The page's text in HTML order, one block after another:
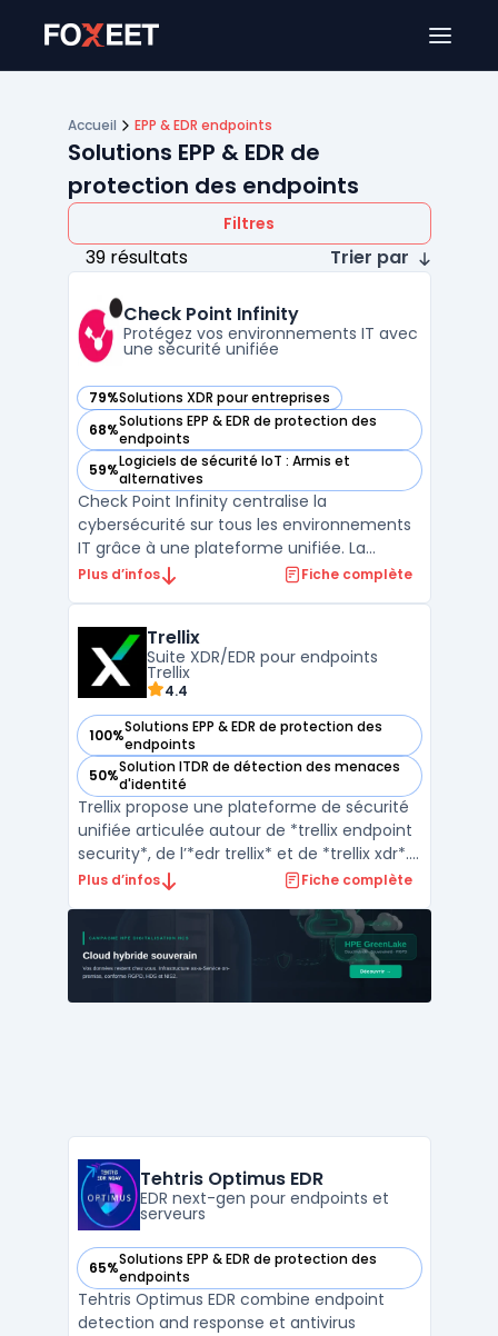
Accueil EPP & EDR endpoints
Solutions EPP & EDR de
protection des endpoints
Filtres
39 résultats Trier par
Check Point Infinity
Protégez vos environnements IT avec
une sécurité unifiée
79%Solutions XDR pour entreprises
— voir Check Point Infinity dans cette catégorie
68%Solutions EPP & EDR de protection des
endpoints
— voir Check Point Infinity dans cette catégorie
59%Logiciels de sécurité IoT : Armis et
alternatives
— voir Check Point Infinity dans cette catégorie
Check Point Infinity centralise la
cybersécurité sur tous les environnements
IT grâce à une plateforme unifiée. La
gestion de la sécurité s’effectue dans
Infinity, les entreprises ayant des
environnements hybrides ou mu ...
Plus d’infos Fiche complète
Trellix
Suite XDR/EDR pour endpoints
Trellix
4.4
100%Solutions EPP & EDR de protection des
endpoints
— voir Trellix dans cette catégorie
50%Solution ITDR de détection des menaces
d'identité
— voir Trellix dans cette catégorie
Trellix propose une plateforme de sécurité
unifiée articulée autour de *trellix endpoint
security*, de l’*edr trellix* et de *trellix xdr*.
L’objectif est de détecter, enquêter et
des télémetries endpoint, réseau, cloud et
messagerie. La suite s’adresse aux or ...
Plus d’infos Fiche complète
Tehtris Optimus EDR
EDR next-gen pour endpoints et
serveurs
65%Solutions EPP & EDR de protection des
endpoints
— voir Tehtris Optimus EDR dans cette catégorie
Tehtris Optimus EDR combine endpoint
detection and response et antivirus